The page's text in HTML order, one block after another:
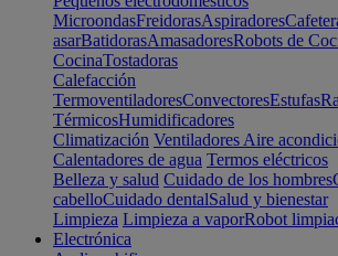
MicroondasFreidorasAspiradores
asarBatidorasAmasadoresRobots de
CocinaTostadoras
Calefacción
TermoventiladoresConvectoresEstufas
TérmicosHumidificadores
Climatización Ventiladores Aire
Calentadores de agua Termos eléctricos
Belleza y salud Cuidado de los hombres
cabelloCuidado dentalSalud y bienestar
Limpieza Limpieza a vaporRobot
Electrónica